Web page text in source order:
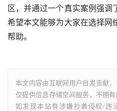
区，并通过一个真实案例强调
希望本文能够为大家在选择网
帮助。
本文内容由互联网用户自发贡献
仅提供信息存储空间服务，不拥
如发现本站有涉嫌抄袭侵权/违